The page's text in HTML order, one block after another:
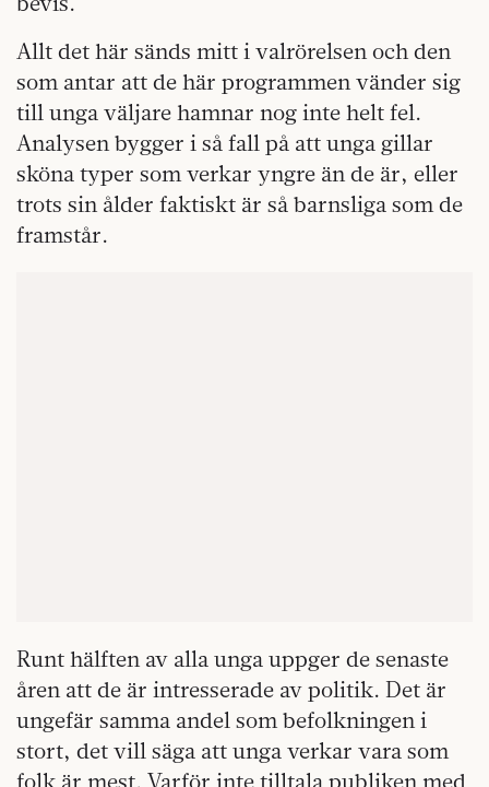
Allt det här sänds mitt i valrörelsen och den
som antar att de här programmen vänder sig
till unga väljare hamnar nog inte helt fel.
Analysen bygger i så fall på att unga gillar
sköna typer som verkar yngre än de är, eller
trots sin ålder faktiskt är så barnsliga som de
framstår.
Runt hälften av alla unga uppger de senaste
åren att de är intresserade av politik. Det är
ungefär samma andel som befolkningen i
stort, det vill säga att unga verkar vara som
folk är mest. Varför inte tilltala publiken med